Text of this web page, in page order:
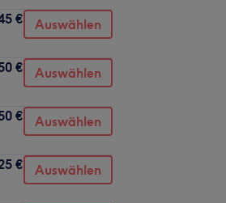
€ Auswählen
€ Auswählen
€ Auswählen
€ Auswählen